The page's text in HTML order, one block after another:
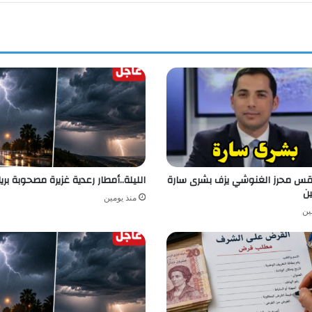
محرز الغنوشي يزف بشرى سارة الليلة..أمطار رعدية غزيرة مصحوبة
منذ يومين